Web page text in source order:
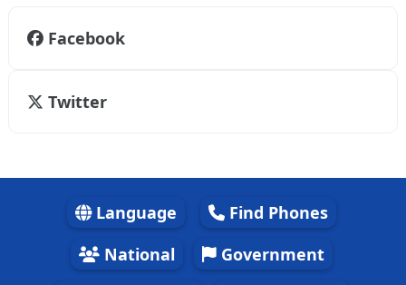
Facebook
Twitter
Language
Find Phones
National
Government